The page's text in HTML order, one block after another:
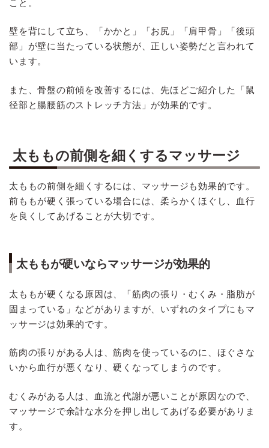
こと。
壁を背にして立ち、「かかと」「お尻」「肩甲骨」「後頭
部」が壁に当たっている状態が、正しい姿勢だと言われて
います。
また、骨盤の前傾を改善するには、先ほどご紹介した「鼠
径部と腸腰筋のストレッチ方法」が効果的です。
太ももの前側を細くするマッサージ
太ももの前側を細くするには、マッサージも効果的です。
前ももが硬く張っている場合には、柔らかくほぐし、血行
を良くしてあげることが大切です。
太ももが硬いならマッサージが効果的
太ももが硬くなる原因は、「筋肉の張り・むくみ・脂肪が
固まっている」などがありますが、いずれのタイプにもマ
ッサージは効果的です。
筋肉の張りがある人は、筋肉を使っているのに、ほぐさな
いから血行が悪くなり、硬くなってしまうのです。
むくみがある人は、血流と代謝が悪いことが原因なので、
マッサージで余計な水分を押し出してあげる必要がありま
す。